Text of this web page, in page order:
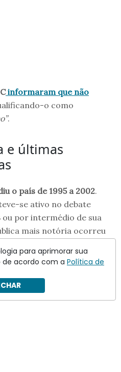
informaram que não
o como
.
e últimas
o país de 1995 a 2002.
se ativo no debate
por intermédio de sua
mais notória ocorreu
contra Jair Bolsonaro (PL)
para aprimorar sua
de acordo com a Política de